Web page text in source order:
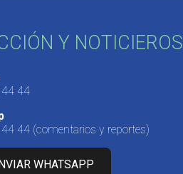
Y NOTICIEROS
44
44 (comentarios y reportes)
WHATSAPP